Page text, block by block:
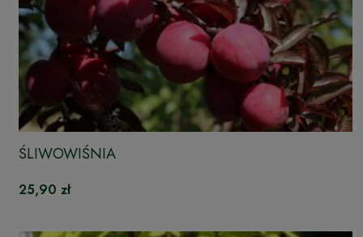
ŚLIWOWIŚNIA
25,90 zł